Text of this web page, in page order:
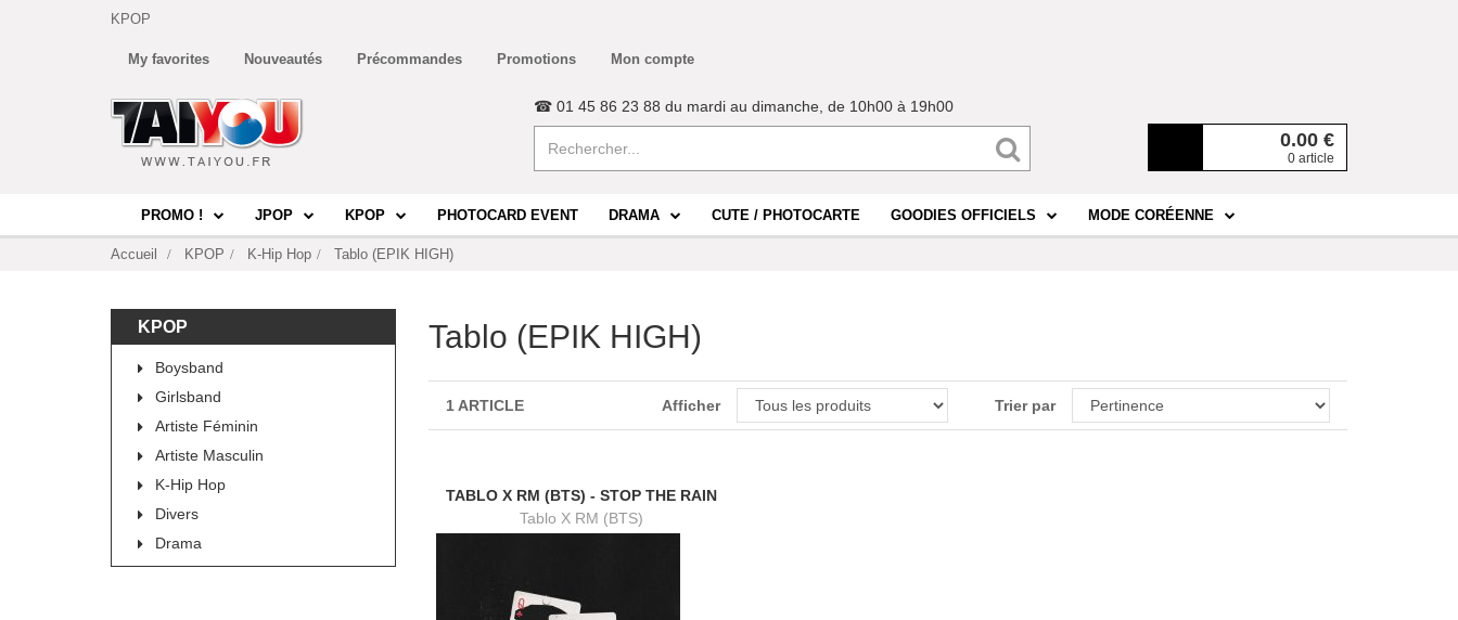
KPOP
My favorites Nouveautés Précommandes Promotions Mon compte
0.00 €
0 article
☎ 01 45 86 23 88 du mardi au dimanche, de 10h00 à 19h00
PROMO ! JPOP KPOP PHOTOCARD EVENT DRAMA CUTE / PHOTOCARTE GOODIES OFFICIELS MODE CORÉENNE
Accueil KPOP K-Hip Hop Tablo (EPIK HIGH)
KPOP
Boysband
Girlsband
Artiste Féminin
Artiste Masculin
K-Hip Hop
Divers
Drama
Tablo (EPIK HIGH)
1 ARTICLE Afficher Trier par
TABLO X RM (BTS) - STOP THE RAIN
Tablo X RM (BTS)